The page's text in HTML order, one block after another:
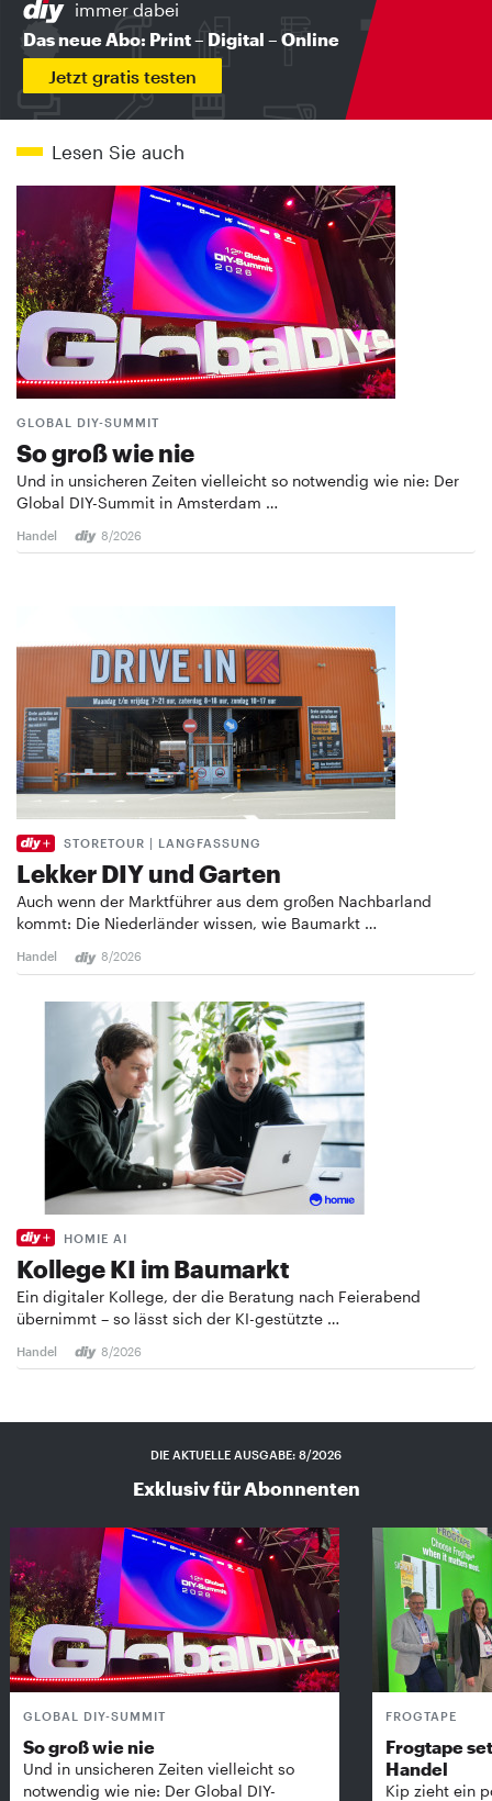
immer dabei
Das neue Abo: Print – Digital – Online
Jetzt gratis testen
Lesen Sie auch
GLOBAL DIY-SUMMIT
So groß wie nie
Und in unsicheren Zeiten vielleicht so notwendig wie nie: Der
Global DIY-Summit in Amsterdam …
Handel 8/2026
STORETOUR | LANGFASSUNG
Lekker DIY und Garten
Auch wenn der Marktführer aus dem großen Nachbarland
kommt: Die Niederländer wissen, wie Baumarkt …
Handel 8/2026
HOMIE AI
Kollege KI im Baumarkt
Ein digitaler Kollege, der die Beratung nach Feierabend
übernimmt – so lässt sich der KI-gestützte …
Handel 8/2026
DIE AKTUELLE AUSGABE: 8/2026
Exklusiv für Abonnenten
GLOBAL DIY-SUMMIT
So groß wie nie
Und in unsicheren Zeiten vielleicht so
notwendig wie nie: Der Global DIY-
FROGTAPE
Frogtape
Handel
Kip zieht ein